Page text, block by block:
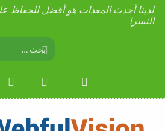
لدينا أحدث المعدات هو أفضل للحفاظ
النسر!